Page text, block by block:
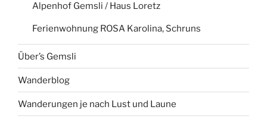
Alpenhof Gemsli / Haus Loretz
Ferienwohnung ROSA Karolina, Schruns
Über’s Gemsli
Wanderblog
Wanderungen je nach Lust und Laune